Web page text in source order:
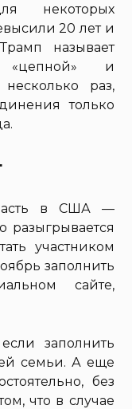
некоторых
20 лет и
называет
«цепной» и
раз,
только
в США —
разыгрывается
участником
заполнить
сайте,
заполнить
семьи. А еще
без
что в случае